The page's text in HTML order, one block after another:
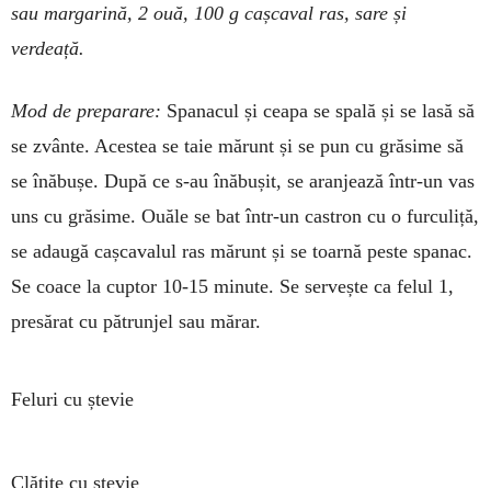
sau margarină, 2 ouă, 100 g cașca­val ras, sare și
verdeață.
Mod de preparare: Spanacul și ceapa se spală și se lasă să
se zvânte. Acestea se taie mărunt și se pun cu grăsime să
se înăbușe. După ce s-au înăbușit, se aranjează într-un vas
uns cu grăsime. Ouăle se bat într-un castron cu o furculiță,
se adaugă cașcavalul ras mărunt și se toarnă peste spanac.
Se coace la cuptor 10-15 minute. Se servește ca felul 1,
presărat cu pătrunjel sau mărar.
Feluri cu ștevie
Clătite cu ștevie